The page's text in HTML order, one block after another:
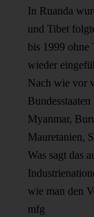
In Ruanda
und Tibet
bis 1999 ohne
wieder
Nach wie vor
Myanmar,
Mauretanien,
Was sagt das
wie man den
mfg